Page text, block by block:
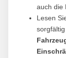
auch die
Lesen